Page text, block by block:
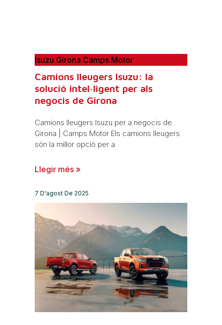
Isuzu Girona Camps Motor
Camions lleugers Isuzu: la
solució intel·ligent per als
negocis de Girona
Camions lleugers Isuzu per a negocis de
Girona | Camps Motor Els camions lleugers
són la millor opció per a
Llegir més »
7 D'agost De 2025